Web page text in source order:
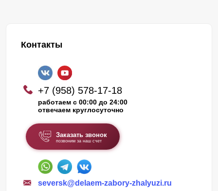
Контакты
+7 (958) 578-17-18
работаем с 00:00 до 24:00
отвечаем круглосуточно
Заказать звонок
позвоним за наш счет
seversk@delaem-zabory-zhalyuzi.ru